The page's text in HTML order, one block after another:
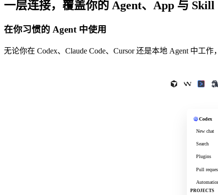
一层连接，覆盖你的 Agent、App 与 Skill
在你习惯的 Agent 中使用
无论你在 Codex、Claude Code、Cursor 还是本地 Agent 中工
Codex
New chat
Search
Plugins
Pull
PROJECTS